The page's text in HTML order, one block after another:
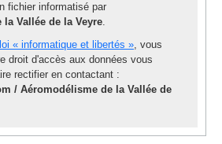
fichier informatisé par
Vallée de la Veyre.
« informatique et libertés », vous
droit d'accès aux données vous
rectifier en contactant :
/ Aéromodélisme de la Vallée de